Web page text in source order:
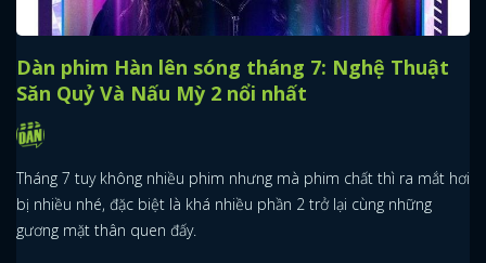
Dàn phim Hàn lên sóng tháng 7: Nghệ Thuật
Săn Quỷ Và Nấu Mỳ 2 nổi nhất
Tháng 7 tuy không nhiều phim nhưng mà phim chất thì ra mắt hơi
bị nhiều nhé, đặc biệt là khá nhiều phần 2 trở lại cùng những
gương mặt thân quen đấy.